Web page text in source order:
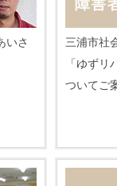
いさ
三浦市社
「ゆず
ついてご